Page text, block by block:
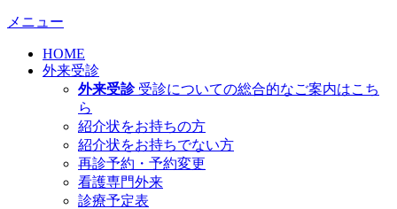
メニュー
HOME
外来受診
外来受診 受診についての総合的なご案内はこち
ら
紹介状をお持ちの方
紹介状をお持ちでない方
再診予約・予約変更
看護専門外来
診療予定表